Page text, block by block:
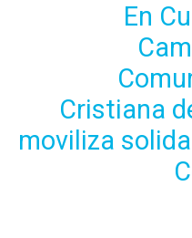
En
Cristiana
moviliza